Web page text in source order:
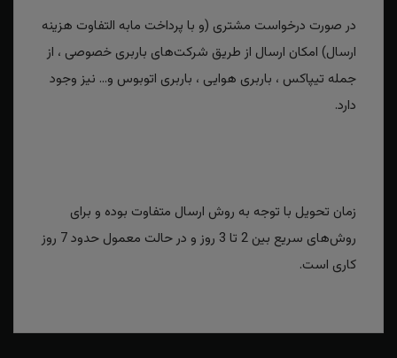
در صورت درخواست مشتری (و با پرداخت مابه التفاوت هزینه
ارسال) امکان ارسال از طریق شرکت‌های باربری خصوصی ، از
جمله تیپاکس ، باربری هوایی ، باربری اتوبوس و... نیز وجود
دارد.
زمان تحویل با توجه به روش ارسال متفاوت بوده و برای
روش‌های سریع بین 2 تا 3 روز و در حالت معمول حدود 7 روز
کاری است.